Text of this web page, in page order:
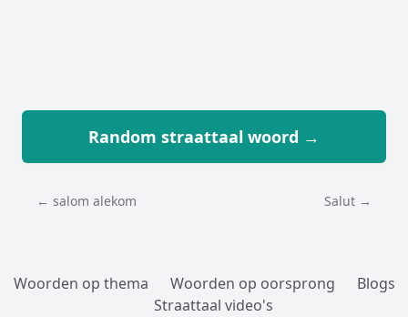
Random straattaal woord →
← salom alekom Salut →
Woorden op thema Woorden op oorsprong
Blogs
Straattaal video's